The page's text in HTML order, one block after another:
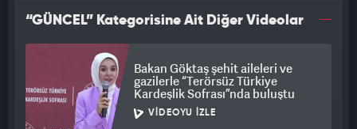
“GÜNCEL” Kategorisine Ait Diğer Videolar
Bakan Göktaş şehit aileleri ve
gazilerle “Terörsüz Türkiye
Kardeşlik Sofrası”nda buluştu
VIDEOYU İZLE